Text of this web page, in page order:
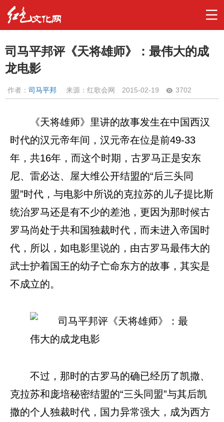
司马平邦评《天将雄师》：最伟大的成
龙电影
作者： 司马平邦 来源：红歌会网 2015-02-19 3702
《天将雄师》里讲的故事发生在中国西汉
时代的汉元帝年间，汉元帝在位是前49-33
年，共16年，而这个时期，古罗马正是安东
尼、雷必达、屋大维公开结盟的“后三头同
盟”时代，与电影中所说的克拉苏的儿子提比斯
统治罗马还是有不少的差池，更因为那时候古
罗马尚处于共和国独裁时代，而未进入帝国时
代，所以，如电影里说的，由古罗马最伟大的
武士护着国王的幼子亡命东方的故事，其实是
不成立的。
不过，那时的古罗马的确已经历了凯撒、
克拉苏和庞培秘密结盟的“三头同盟”与其后凯
撒的个人独裁时代，国力异常强大，成为西方